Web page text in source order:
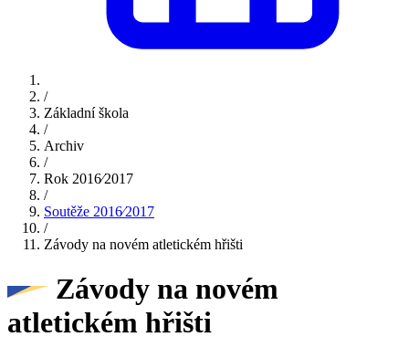
/
Základní škola
/
Archiv
/
Rok 2016⁄2017
/
Soutěže 2016⁄2017
/
Závody na novém atletickém hřišti
Závody na novém
atletickém hřišti